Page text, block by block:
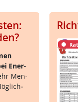
En­er­
Men­